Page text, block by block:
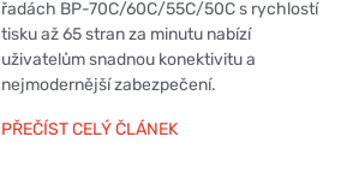
řadách BP-70C/60C/55C/50C s rychlostí
tisku až 65 stran za minutu nabízí
uživatelům snadnou konektivitu a
nejmodernější zabezpečení.
PŘEČÍST CELÝ ČLÁNEK